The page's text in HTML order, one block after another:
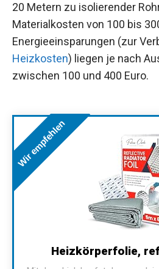
20 Metern zu isolierender
Materialkosten von 100 bis
Energieeinsparungen (zur
Heizkosten) liegen je nach
zwischen 100 und 400 Euro.
Wir empfehlen
Heizkörperfolie,